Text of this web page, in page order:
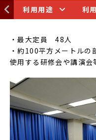
利用用途 利
・最大定員 48人
・約100平方メートルの
使用する研修会や講演会